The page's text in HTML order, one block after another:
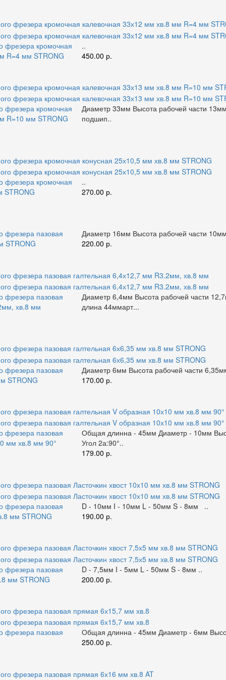
фрезера кромочная
R=4 мм STRONG
..
450.00 р.
фрезера кромочная
R=10 мм STRONG
Диаметр 33мм Высота рабочей части
подшип..
фрезера кромочная
STRONG
..
270.00 р.
фрезера пазовая
STRONG
Диаметр 16мм Высота рабочей части
220.00 р.
фрезера пазовая
хв.8 мм
Диаметр 6,4мм Высота рабочей части
длина 44ммарт...
фрезера пазовая
STRONG
Диаметр 6мм Высота рабочей части
170.00 р.
фрезера пазовая
мм хв.8 мм 90°
Общая длинна - 45мм Диаметр - 10мм
Угол 2а:90°..
179.00 р.
фрезера пазовая
мм STRONG
D - 10мм I - 10мм L - 50мм S - 8мм ..
190.00 р.
фрезера пазовая
мм STRONG
D - 7,5мм I - 5мм L - 50мм S - 8мм ..
200.00 р.
фрезера пазовая
Общая длинна - 45мм Диаметр - 6мм
250.00 р.